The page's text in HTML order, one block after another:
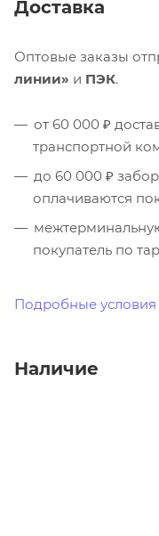
Доставка
Оптовые заказы
линии» и ПЭК.
от 60 000 ₽
транспортной
до 60 000 ₽
оплачиваются
покупатель по
Подробные условия
Наличие